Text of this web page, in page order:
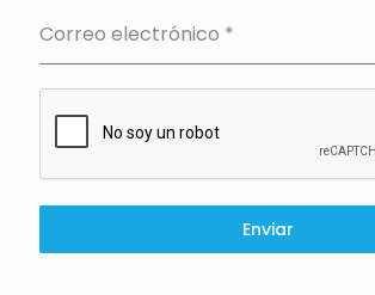
Correo electrónico *
Enviar